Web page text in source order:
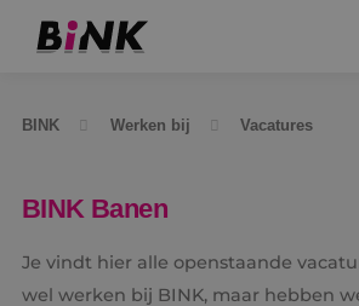
BINK Werken bij Vacatures
BINK Banen
Je vindt hier alle openstaande
wel werken bij BINK, maar hebben